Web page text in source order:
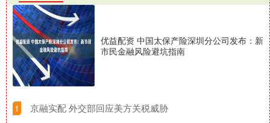
优益配资 中国太保产险深圳分公司发布：新
市民金融风险避坑指南
1 ​京融实配 外交部回应美方关税威胁